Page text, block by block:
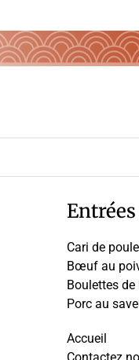
Entrées
Cari de
Bœuf au
Boulettes
Porc au
Accueil